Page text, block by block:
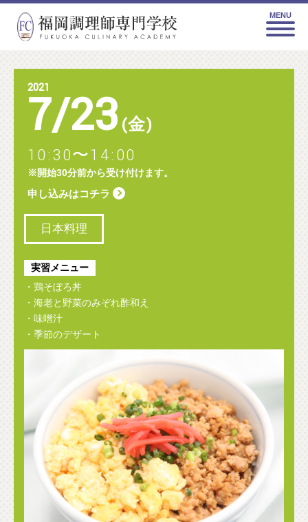
MENU
2021
7/23 (金)
10:30〜14:00
※開始30分前から受け付けます。
申し込みはコチラ
日本料理
実習メニュー
・鶏そぼろ丼
・海老と野菜のみぞれ酢和え
・味噌汁
・季節のデザート